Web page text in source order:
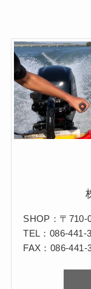
SHOP：〒710-
TEL：086-441-
FAX：086-441-